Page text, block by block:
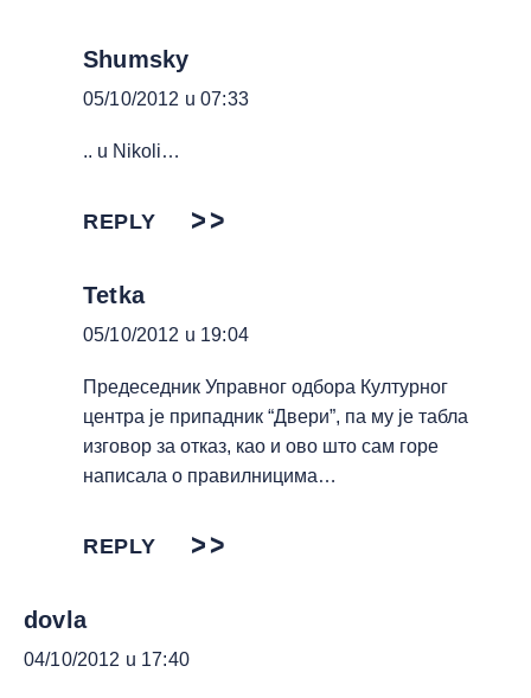
Shumsky
05/10/2012 u 07:33
.. u Nikoli…
REPLY
Tetka
05/10/2012 u 19:04
Предеседник Управног одбора Културног
центра је припадник “Двери”, па му је табла
изговор за отказ, као и ово што сам горе
написала о правилницима…
REPLY
dovla
04/10/2012 u 17:40